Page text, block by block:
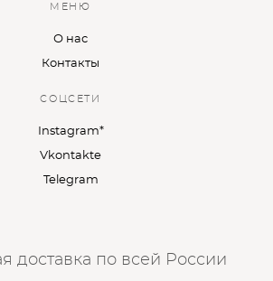
МЕНЮ
О нас
Контакты
СОЦСЕТИ
Instagram*
Vkontakte
Telegram
доставка по всей России